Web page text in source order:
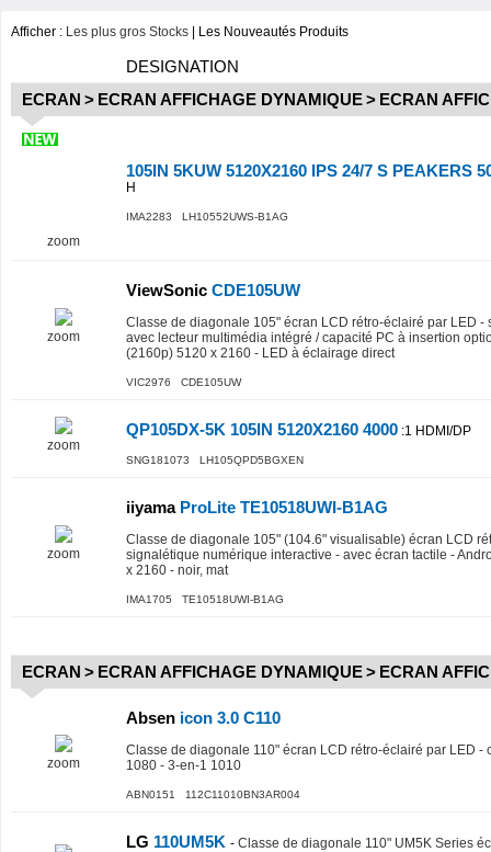
Afficher : Les plus gros Stocks Les Nouveautés Produits
DESIGNATION
ECRAN > ECRAN AFFICHAGE DYNAMIQUE> ECRAN
zoom
105IN 5KUW 5120X2160 IPS 24/7 S PEAKERS
H
IMA2283 LH10552UWS-B1AG
zoom
ViewSonic CDE105UW
Classe de diagonale 105" écran LCD rétro-éclairé par LED -
avec lecteur multimédia intégré / capacité PC à insertion
(2160p) 5120 x 2160 - LED à éclairage direct
VIC2976 CDE105UW
zoom
QP105DX-5K 105IN 5120X2160 4000 :1 HDMI/DP
SNG181073 LH105QPD5BGXEN
zoom
iiyamaProLite TE10518UWI-B1AG
Classe de diagonale 105" (104.6" visualisable) écran LCD
signalétique numérique interactive - avec écran tactile -
x 2160 - noir, mat
IMA1705 TE10518UWI-B1AG
ECRAN > ECRAN AFFICHAGE DYNAMIQUE> ECRAN
zoom
Absen icon 3.0 C110
Classe de diagonale 110" écran LCD rétro-éclairé par LED -
1080 - 3-en-1 1010
ABN0151 112C11010BN3AR004
LG 110UM5K - Classe de diagonale 110" UM5K Series